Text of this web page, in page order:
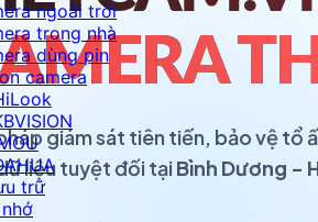
ngoài trời
trong nhà
dùng pin
camera
trữ
giám sát tiên tiến, bảo vệ tổ
liệu tuyệt đối tại Bình Dương -